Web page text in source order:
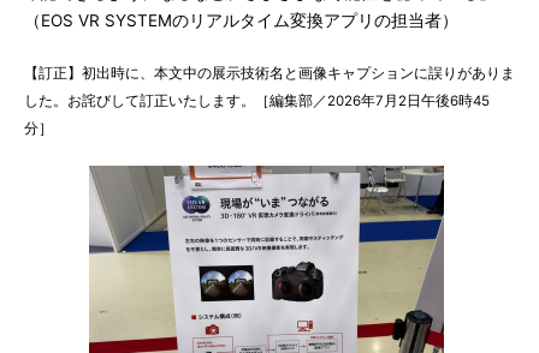
（EOS VR SYSTEMのリアルタイム変換アプリの担当者）
【訂正】初出時に、本文中の展示技術名と画像キャプションに誤りがありま
した。お詫びして訂正いたします。［編集部／2026年7月2日午後6時45
分］